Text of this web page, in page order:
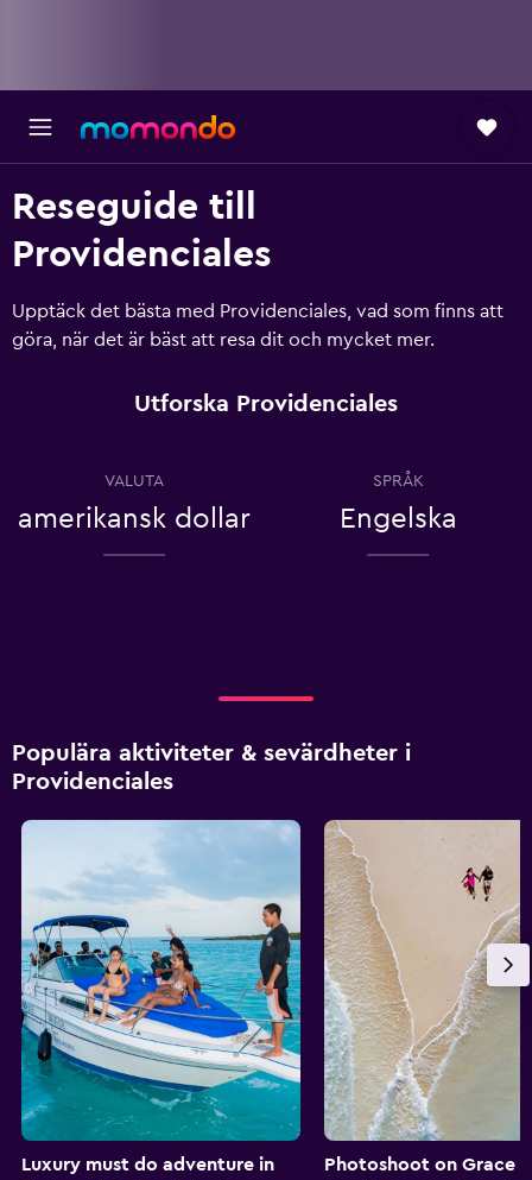
Reseguide till
Providenciales
Upptäck det bästa med Providenciales, vad som finns att
göra, när det är bäst att resa dit och mycket mer.
Utforska Providenciales
VALUTA
amerikansk dollar
SPRÅK
Engelska
Populära aktiviteter & sevärdheter i
Providenciales
Luxury must do adventure in
Photoshoot on Grace